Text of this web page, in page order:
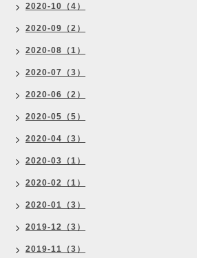
2020-10（4）
2020-09（2）
2020-08（1）
2020-07（3）
2020-06（2）
2020-05（5）
2020-04（3）
2020-03（1）
2020-02（1）
2020-01（3）
2019-12（3）
2019-11（3）